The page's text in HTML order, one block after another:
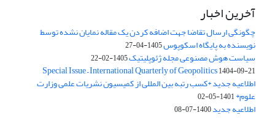
آخرین اخبار
چگونگی ارسال تقاضا جهت اضافه کردن یک مقاله نمایان نشده توسط
نویسنده به پایگاه اسکوپوس1405-04-27
سیاست هوش مصنوعی مجله ژئوپلیتیک1405-02-22
Special Issue – International Quarterly of Geopolitics1404-09-21
اطلاعیه جدید *کسب رتبه بین المللی از کمیسیون نشریات علمی وزارت
علوم*1401-05-02
اطلاعیه جدید1400-07-08